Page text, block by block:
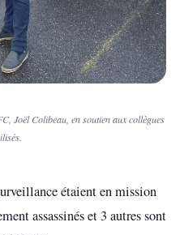
Joël Colibeau, en soutien aux collègues
étaient en mission
assassinés et 3 autres sont